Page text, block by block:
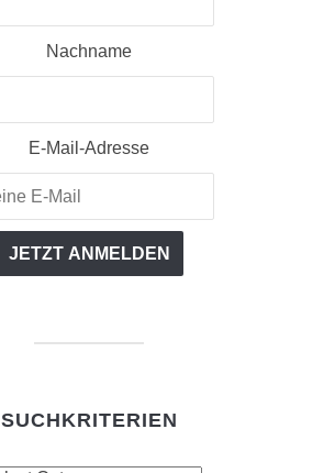
Nachname
E-Mail-Adresse
SUCHKRITERIEN